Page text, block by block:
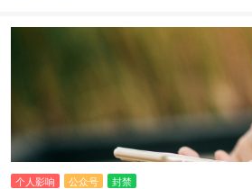
个人影响 公众号 封禁